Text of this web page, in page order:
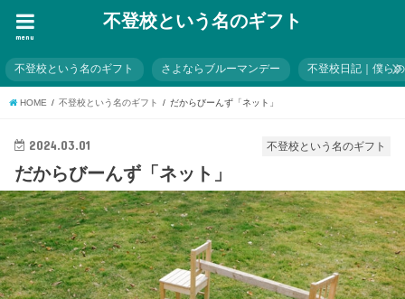
不登校という名のギフト
menu
不登校という名のギフト さよならブルーマンデー 不登校日記｜僕ら
HOME 不登校という名のギフト だからびーんず「ネット」
不登校という名のギフト
2024.03.01
だからびーんず「ネット」